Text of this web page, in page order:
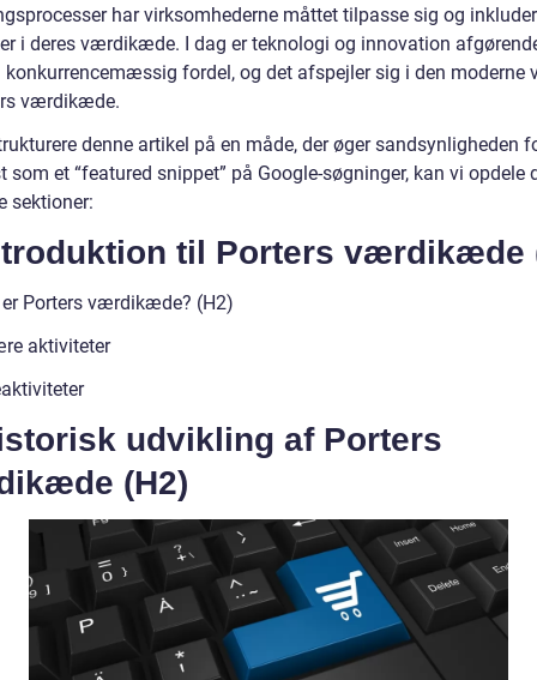
har virksomhederne måttet tilpasse sig og
i deres værdikæde. I dag er teknologi og innovation
konkurrencemæssig fordel, og det afspejler sig i den moderne
værdikæde.
denne artikel på en måde, der øger sandsynligheden
som et “featured snippet” på Google-søgninger, kan vi opdele
sektioner:
til Porters værdikæde
Porters værdikæde? (H2)
aktiviteter
udvikling af Porters
(H2)